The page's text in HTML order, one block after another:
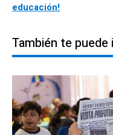
educación!
También te